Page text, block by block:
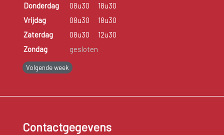
Donderdag
08u30
18u30
Vrijdag
08u30
18u30
Zaterdag
08u30
12u30
Zondag
gesloten
Volgende week
Contactgegevens